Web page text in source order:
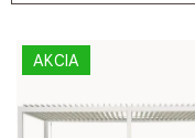
Výpis produktov
AKCIA